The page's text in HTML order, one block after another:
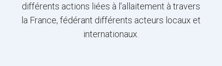
différents actions liées à l'allaitement à travers
la France, fédérant différents acteurs locaux et
internationaux.